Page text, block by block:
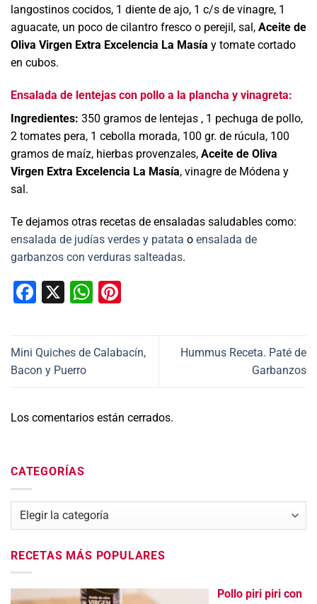
langostinos cocidos, 1 diente de ajo, 1 c/s de vinagre, 1
aguacate, un poco de cilantro fresco o perejil, sal, Aceite de
Oliva Virgen Extra Excelencia La Masía y tomate cortado
en cubos.
Ensalada de lentejas con pollo a la plancha y vinagreta:
Ingredientes: 350 gramos de lentejas , 1 pechuga de pollo,
2 tomates pera, 1 cebolla morada, 100 gr. de rúcula, 100
gramos de maíz, hierbas provenzales, Aceite de Oliva
Virgen Extra Excelencia La Masía, vinagre de Módena y
sal.
Te dejamos otras recetas de ensaladas saludables como:
ensalada de judías verdes y patata o ensalada de
garbanzos con verduras salteadas.
Facebook
X WhatsApp
Mini Quiches de Calabacín,
Bacon y Puerro
Hummus Receta. Paté de
Garbanzos
Los comentarios están cerrados.
CATEGORÍAS
Categorías
RECETAS MÁS POPULARES
Pollo piri piri con